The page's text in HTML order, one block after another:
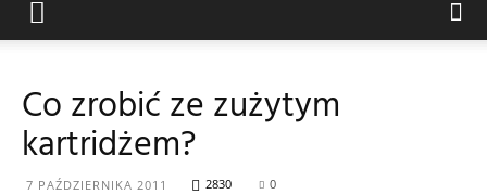
ekologiczna
Co zrobić ze zużytym
kartridżem?
7 PAŹDZIERNIKA 2011 2830 0